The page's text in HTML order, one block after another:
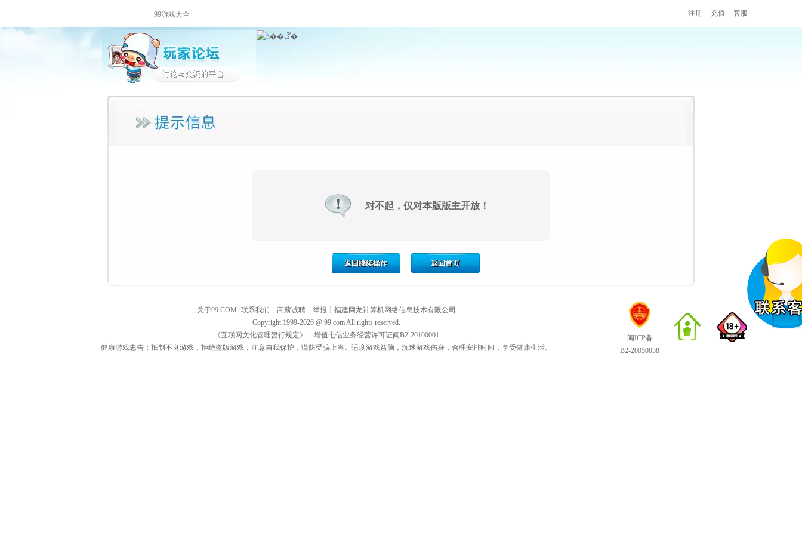
99游戏大全 注册 充值 客服
对不起，仅对本版版主开放！
返回继续操作 返回首页
关于99.COM ┊ 联系我们 ┊ 高薪诚聘 ┊ 举报 ┊ 福建网龙计算机网络信息技术有限公司
Copyright 1999-2026 @ 99.comAll rights reserved.
《互联网文化管理暂行规定》
┊ 增值电信业务经营许可证闽B2-20100001
健康游戏忠告：抵制不良游戏，拒绝盗版游戏，注意自我保护，谨防受骗上当。适度游戏益脑，沉迷游戏伤身，合理安排时间，享受健康生活。
闽ICP备
B2-20050038